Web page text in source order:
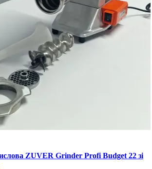
ZUVER Grinder Profi Budget 22 зі